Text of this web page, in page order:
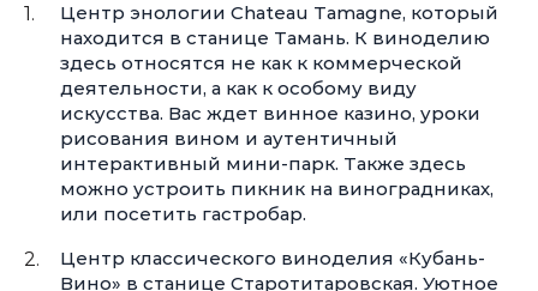
Центр энологии Chateau Tamagne, который
находится в станице Тамань. К виноделию
здесь относятся не как к коммерческой
деятельности, а как к особому виду
искусства. Вас ждет винное казино, уроки
рисования вином и аутентичный
интерактивный мини-парк. Также здесь
можно устроить пикник на виноградниках,
или посетить гастробар.
Центр классического виноделия «Кубань-
Вино» в станице Старотитаровская. Уютное